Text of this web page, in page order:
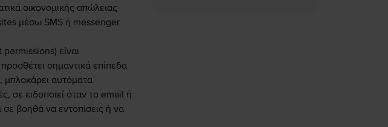
οικονομικής απώλειας
μέσω SMS ή messenger
είναι
σημαντικά επίπεδα
μπλοκάρει αυτόματα
σε ειδοποιεί όταν το email ή
βοηθά να εντοπίσεις ή να